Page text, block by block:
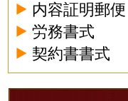
内容証明郵便
労務書式
契約書書式